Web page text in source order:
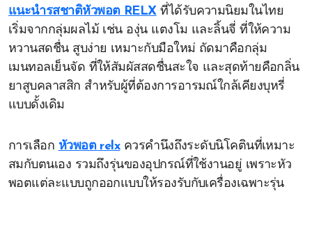
แนะนำรสชาติหัวพอต RELXที่ได้รับความนิยมในไทย
เริ่มจากกลุ่มผลไม้ เช่น องุ่น แตงโม และลิ้นจี่ ที่ให้ความ
หวานสดชื่น สูบง่าย เหมาะกับมือใหม่ ถัดมาคือกลุ่ม
เมนทอลเย็นจัด ที่ให้สัมผัสสดชื่นสะใจ และสุดท้ายคือกลิ่น
ยาสูบคลาสสิก สำหรับผู้ที่ต้องการอารมณ์ใกล้เคียงบุหรี่
แบบดั้งเดิม
การเลือก หัวพอต relxควรคำนึงถึงระดับนิโคตินที่เหมาะ
สมกับตนเอง รวมถึงรุ่นของอุปกรณ์ที่ใช้งานอยู่ เพราะหัว
พอตแต่ละแบบถูกออกแบบให้รองรับกับเครื่องเฉพาะรุ่น